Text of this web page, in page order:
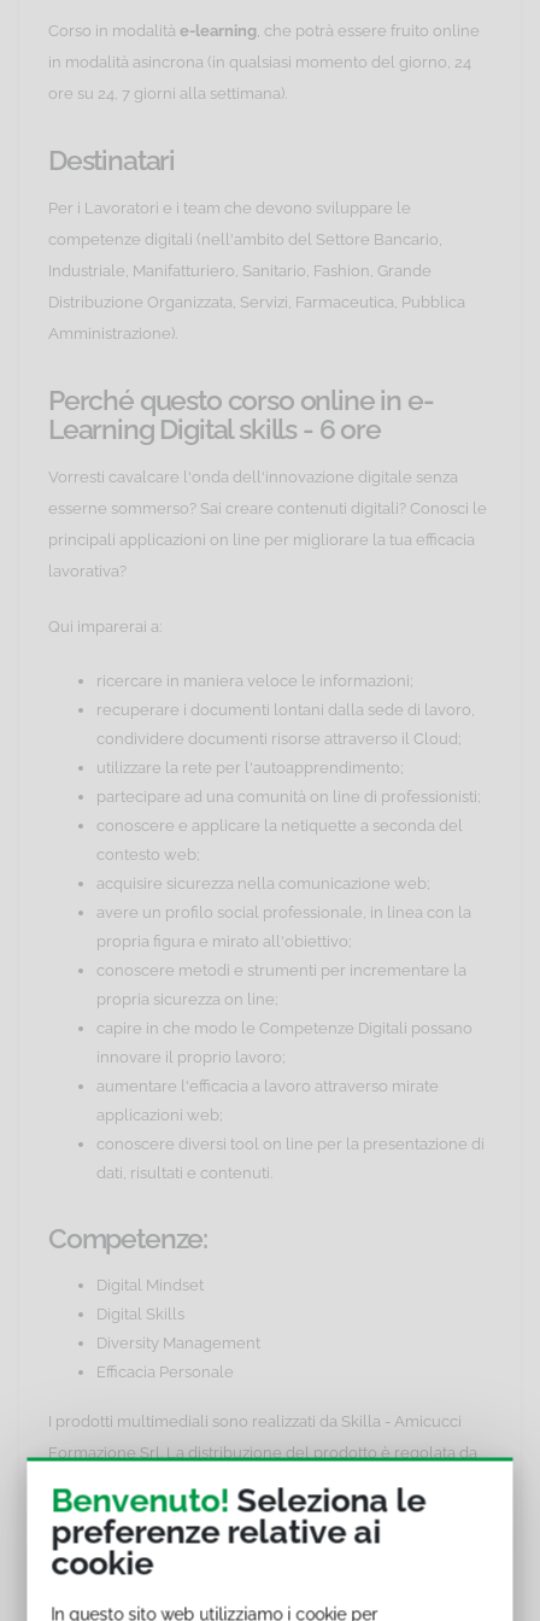
Corso in modalità e-learning , che potrà essere fruito online
in modalità asincrona (in qualsiasi momento del giorno, 24
ore su 24, 7 giorni alla settimana).
Destinatari
Per i Lavoratori e i team che devono sviluppare le
competenze digitali (nell'ambito del Settore Bancario,
Industriale, Manifatturiero, Sanitario, Fashion, Grande
Distribuzione Organizzata, Servizi, Farmaceutica, Pubblica
Amministrazione).
Perché questo corso online in e-
Learning Digital skills - 6 ore
Vorresti cavalcare l'onda dell'innovazione digitale senza
esserne sommerso? Sai creare contenuti digitali? Conosci le
principali applicazioni on line per migliorare la tua efficacia
lavorativa?
Qui imparerai a:
ricercare in maniera veloce le informazioni;
recuperare i documenti lontani dalla sede di lavoro,
condividere documenti risorse attraverso il Cloud;
utilizzare la rete per l'autoapprendimento;
partecipare ad una comunità on line di professionisti;
conoscere e applicare la netiquette a seconda del
contesto web;
acquisire sicurezza nella comunicazione web;
avere un profilo social professionale, in linea con la
propria figura e mirato all'obiettivo;
conoscere metodi e strumenti per incrementare la
propria sicurezza on line;
capire in che modo le Competenze Digitali possano
innovare il proprio lavoro;
aumentare l'efficacia a lavoro attraverso mirate
applicazioni web;
conoscere diversi tool on line per la presentazione di
dati, risultati e contenuti.
Competenze:
Digital Mindset
Digital Skills
Diversity Management
Efficacia Personale
I prodotti multimediali sono realizzati da Skilla - Amicucci
Formazione Srl. La distribuzione del prodotto è regolata da
un accordo tra Amicucci Formazione Srl e il rivenditore.
Programma del corso online in e-
Learning Digital skills - 6 ore
Benvenuto! Seleziona le
preferenze relative ai
cookie
In questo sito web utilizziamo i cookie per